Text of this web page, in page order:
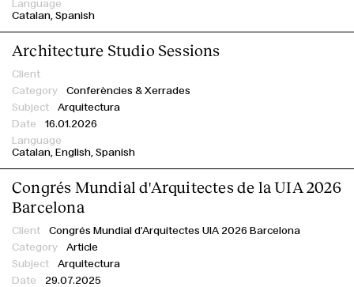
Catalan-Architects
Cities Connection Project
Consolato Generale d’Italia Barcellona
Creative Raval - MACBA Store Laie
Elisava
EUmies Awards
Fundació Enric Miralles
Catalan Spanish
Architecture Studio Sessions
Conferències & Xerrades
Arquitectura
16.01.2026
Catalan English Spanish
Congrés Mundial d'Arquitectes de la UIA 2026
Barcelona
Congrés Mundial d'Arquitectes UIA 2026 Barcelona
Article
Arquitectura
29.07.2025